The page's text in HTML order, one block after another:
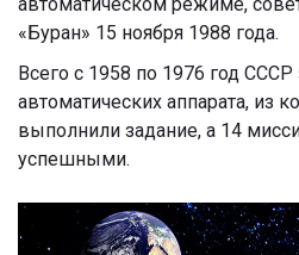
«Буран» 15 ноября 1988 года.
Всего с 1958 по 1976 год СССР
автоматических аппарата, из
выполнили задание, а 14
успешными.